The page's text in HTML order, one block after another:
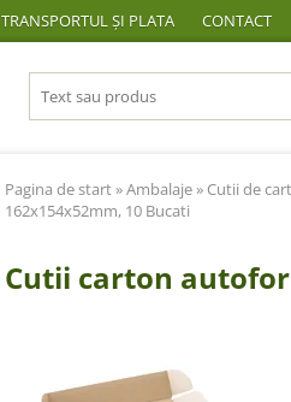
TRANSPORTUL ȘI PLATA CONTACT
Pagina de start»Ambalaje» Cutii de
162x154x52mm, 10 Bucati
Cutii carton